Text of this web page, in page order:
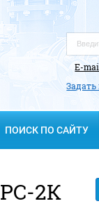
E-
Задать
ПОИСК ПО САЙТУ
2К